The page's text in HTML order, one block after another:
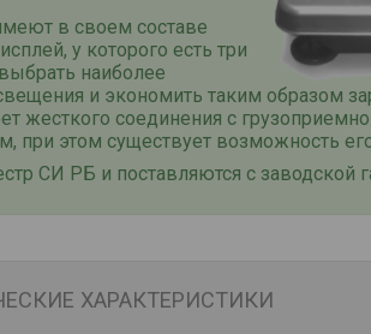
в своем составе
у которого есть три
наиболее
и экономить таким образом
жесткого соединения с
при этом существует возможность
СИ РБ и поставляются с заводской
ХАРАКТЕРИСТИКИ